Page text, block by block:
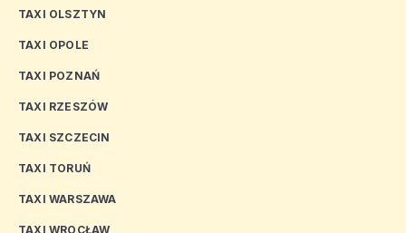
TAXI OLSZTYN
TAXI OPOLE
TAXI POZNAŃ
TAXI RZESZÓW
TAXI SZCZECIN
TAXI TORUŃ
TAXI WARSZAWA
TAXI WROCŁAW